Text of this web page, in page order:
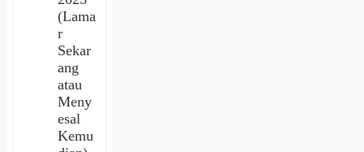
(Lama
r
Sekar
ang
atau
Meny
esal
Kemu